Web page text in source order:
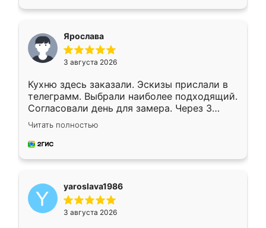
Ярослава
3 августа 2026
Кухню здесь заказали. Эскизы прислали в
телеграмм. Выбрали наиболее подходящий.
Согласовали день для замера. Через 3
недели кухня была уже готова. Остались
довольны работой. Спасибо Ренессанс
мебель за качественную работу!
Читать полностью
yaroslava1986
3 августа 2026